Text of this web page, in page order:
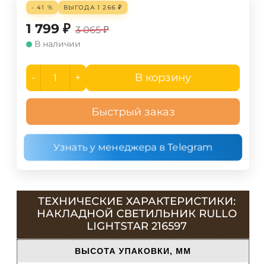
- 41 % ВЫГОДА 1 266 ₽
1 799 ₽ 3 065 ₽
В наличии
- + В корзину
Быстрый заказ
Узнать у менеджера в Telegram
ТЕХНИЧЕСКИЕ ХАРАКТЕРИСТИКИ:
НАКЛАДНОЙ СВЕТИЛЬНИК RULLO
LIGHTSTAR 216597
ВЫСОТА УПАКОВКИ, ММ